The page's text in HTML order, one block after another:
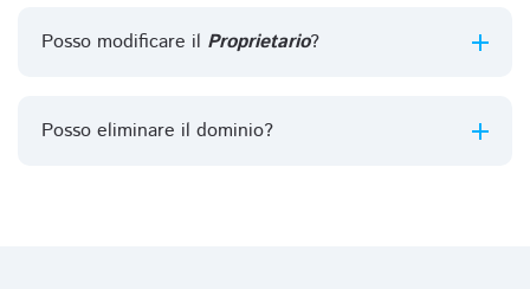
Posso modificare il Proprietario?
Posso eliminare il dominio?